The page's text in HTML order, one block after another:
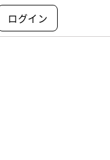
ログイン